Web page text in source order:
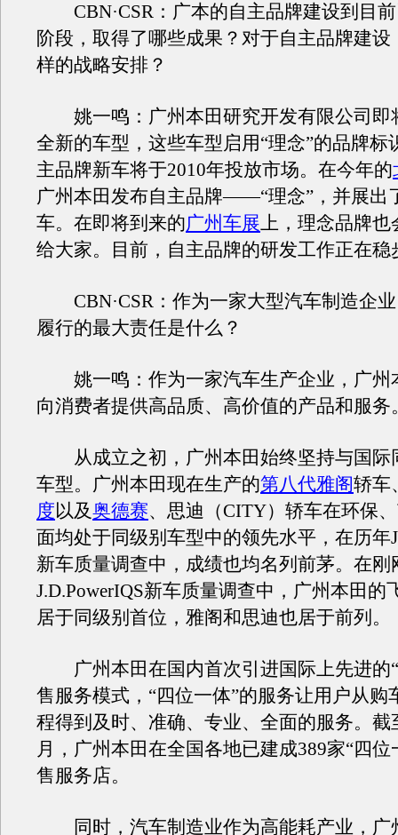
CBN·CSR：广本的自主品牌建设到目
阶段，取得了哪些成果？对于自主品牌建设
样的战略安排？
姚一鸣：广州本田研究开发有限公司即
全新的车型，这些车型启用“理念”的品牌标
主品牌新车将于2010年投放市场。在今年的
广州本田发布自主品牌——“理念”，并展出
车。在即将到来的广州车展上，理念品牌也
给大家。目前，自主品牌的研发工作正在稳
CBN·CSR：作为一家大型汽车制造企
履行的最大责任是什么？
姚一鸣：作为一家汽车生产企业，广州
向消费者提供高品质、高价值的产品和服务
从成立之初，广州本田始终坚持与国际
车型。广州本田现在生产的第八代雅阁轿车
度以及奥德赛、思迪（CITY）轿车在环保
面均处于同级别车型中的领先水平，在历年
新车质量调查中，成绩也均名列前茅。在刚
J.D.PowerIQS新车质量调查中，广州本田的
居于同级别首位，雅阁和思迪也居于前列。
广州本田在国内首次引进国际上先进的“
售服务模式，“四位一体”的服务让用户从购
程得到及时、准确、专业、全面的服务。截
月，广州本田在全国各地已建成389家“四位
售服务店。
同时，汽车制造业作为高能耗产业，广